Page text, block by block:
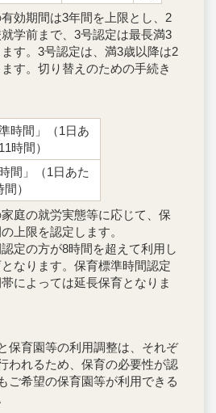
有効期間は3年間を上限とし、2
学前まで、3号認定は最長満3
す。3号認定は、満3歳以降は2
す。切り替えのための手続き
時間」（1日あ
時間）
間」（1日あた
）
家庭の就労実態等に応じて、保
上限を認定します。
認定の方が8時間を超えて利用し
なります。保育標準時間認定
によっては延長保育となりま
保育園等の利用調整は、それぞ
われるため、保育の必要性が認
ご希望の保育園等が利用できる